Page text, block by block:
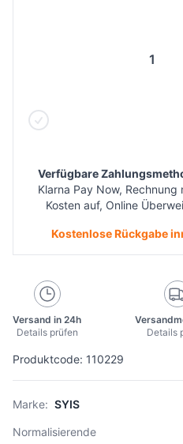
Produktcode: 110229
Marke: SYIS
Normalisierende
Verfügbare
Klarna Pay Now, Rechnung
Kosten auf, Online
Kostenlose Rückgabe
Versand in 24h
Details prüfen
Details